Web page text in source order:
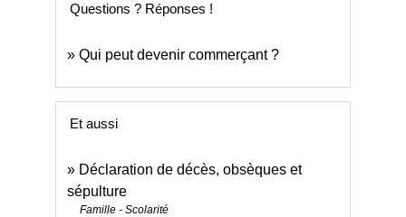
Questions ? Réponses !
Qui peut devenir commerçant ?
Et aussi
Déclaration de décès, obsèques et
sépulture
Famille - Scolarité